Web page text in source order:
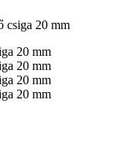
csiga 20 mm